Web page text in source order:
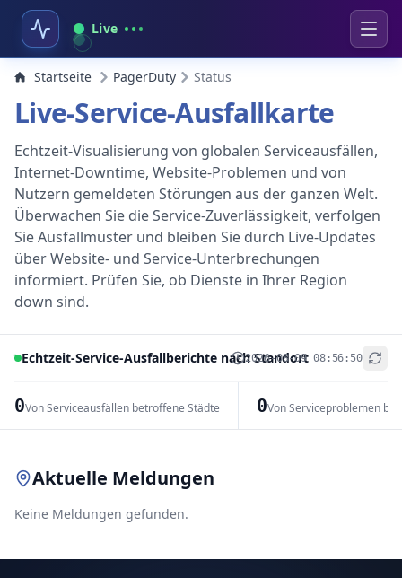
Live
Startseite PagerDuty Status
Live-Service-Ausfallkarte
Echtzeit-Visualisierung von globalen Serviceausfällen,
Internet-Downtime, Website-Problemen und von
Nutzern gemeldeten Störungen aus der ganzen Welt.
Überwachen Sie die Service-Zuverlässigkeit, verfolgen
Sie Ausfallmuster und bleiben Sie durch Live-Updates
über Website- und Service-Unterbrechungen
informiert. Prüfen Sie, ob Dienste in Ihrer Region
down sind.
Echtzeit-Service-Ausfallberichte nach Standort
2026-08-09 08:56:50
0Von Serviceausfällen betroffene Städte 0Von Serviceproblemen
+
Aktuelle Meldungen
Keine Meldungen gefunden.